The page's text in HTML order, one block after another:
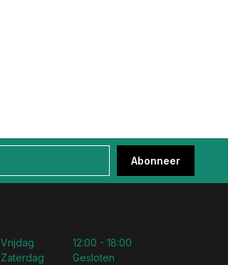
Abonneer
Vrijdag
Zaterdag
12:00 - 18:00
Gesloten